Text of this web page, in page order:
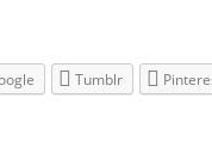
Tumblr